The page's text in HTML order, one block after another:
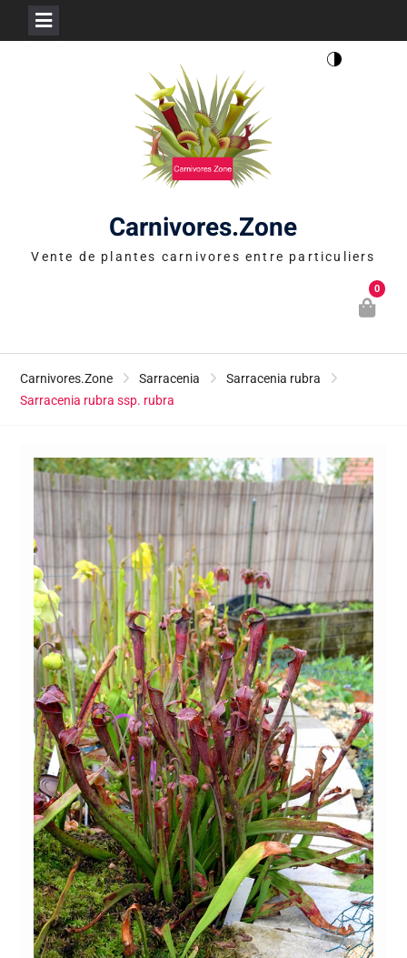
Carnivores.Zone
Vente de plantes carnivores entre particuliers
0
Carnivores.Zone Sarracenia
Sarracenia rubra
Sarracenia rubra ssp. rubra